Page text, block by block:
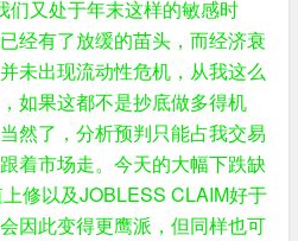
们又处于年末这样的敏感时
经有了放缓的苗头，而经济衰
未出现流动性危机，从我这么
如果这都不是抄底做多得机
然了，分析预判只能占我交易
着市场走。今天的大幅下跌缺
修以及JOBLESS CLAIM好于
因此变得更鹰派，但同样也可